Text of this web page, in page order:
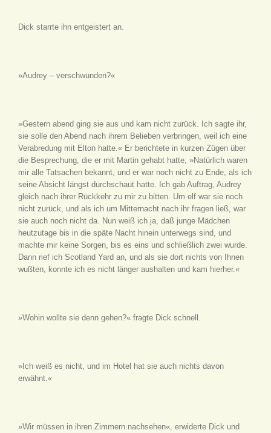
Dick starrte ihn entgeistert an.
»Audrey – verschwunden?«
»Gestern abend ging sie aus und kam nicht zurück. Ich sagte ihr,
sie solle den Abend nach ihrem Belieben verbringen, weil ich eine
Verabredung mit Elton hatte.« Er berichtete in kurzen Zügen über
die Besprechung, die er mit Martin gehabt hatte, »Natürlich waren
mir alle Tatsachen bekannt, und er war noch nicht zu Ende, als ich
seine Absicht längst durchschaut hatte. Ich gab Auftrag, Audrey
gleich nach ihrer Rückkehr zu mir zu bitten. Um elf war sie noch
nicht zurück, und als ich um Mitternacht nach ihr fragen ließ, war
sie auch noch nicht da. Nun weiß ich ja, daß junge Mädchen
heutzutage bis in die späte Nacht hinein unterwegs sind, und
machte mir keine Sorgen, bis es eins und schließlich zwei wurde.
Dann rief ich Scotland Yard an, und als sie dort nichts von Ihnen
wußten, konnte ich es nicht länger aushalten und kam hierher.«
»Wohin wollte sie denn gehen?« fragte Dick schnell.
»Ich weiß es nicht, und im Hotel hat sie auch nichts davon
erwähnt.«
»Wir müssen in ihren Zimmern nachsehen«, erwiderte Dick und